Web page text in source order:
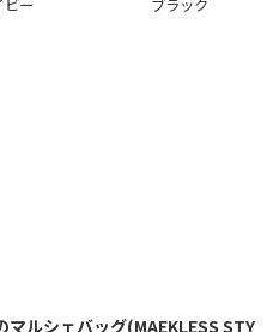
ルシェバッグ(MAEKLESS STY